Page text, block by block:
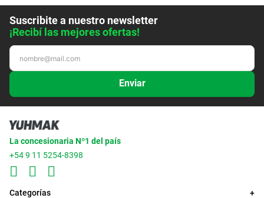
Suscribite a nuestro newsletter
¡Recibí las mejores ofertas!
Enviar
La concesionaria Nº1 del país
+54 9 11 5254-8398
Categorías
+